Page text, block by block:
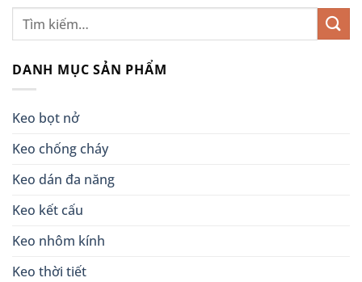
DANH MỤC SẢN PHẨM
Keo bọt nở
Keo chống cháy
Keo dán đa năng
Keo kết cấu
Keo nhôm kính
Keo thời tiết